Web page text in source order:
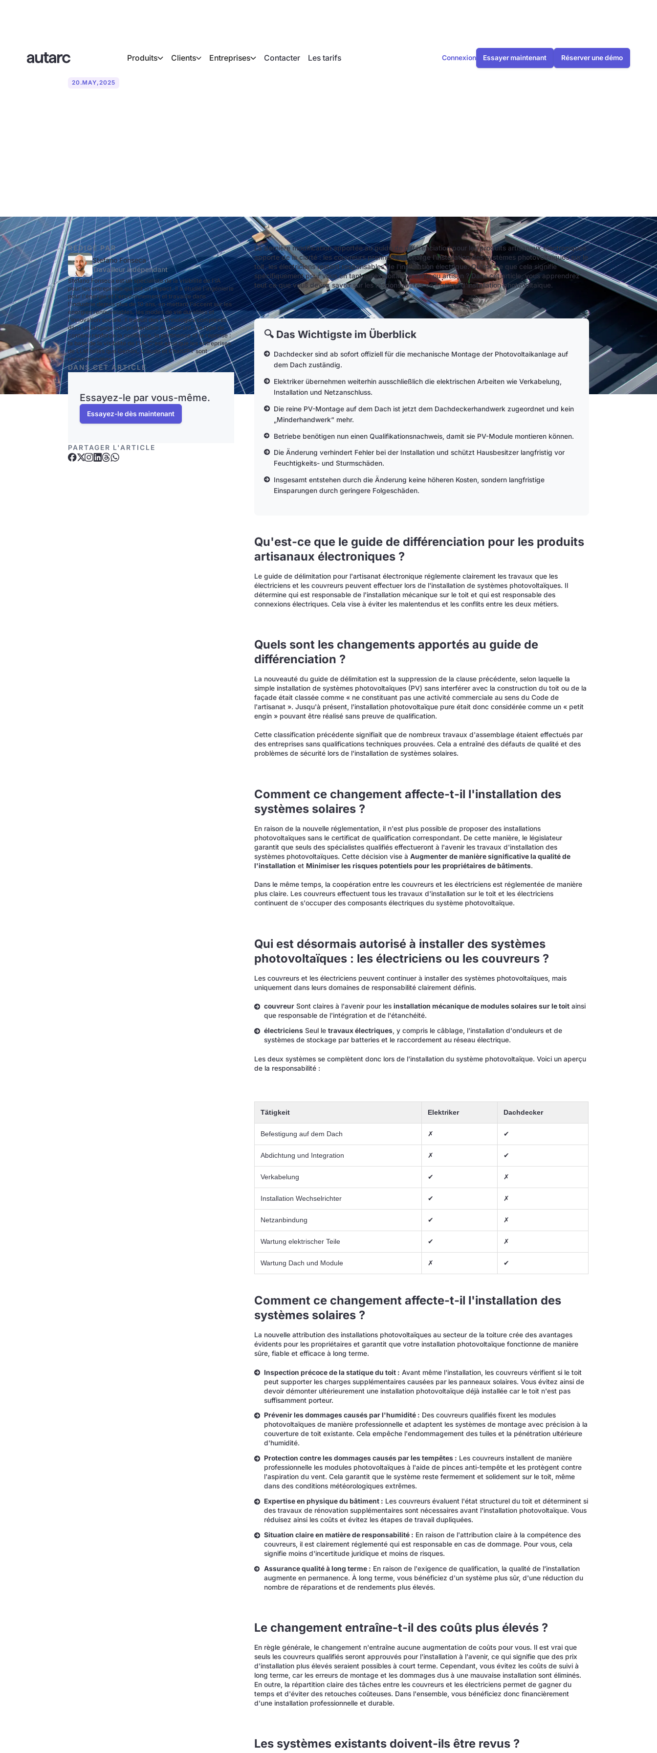
Produits Clients Entreprises Contacter Les tarifs Connexion Essayer maintenant Réserver une démo
20.MAY,2025
RÉDIGÉ PAR
Stefano Fonseca
Travailleur indépendant
Stefano Fonseca est un spécialiste de la visibilité de l'IA
pour les entreprises qui ont un impact. Il a étudié l'ingénierie
pour l'énergie et l'environnement et travaille dans
l'industrie depuis plus de 10 ans, en mettant l'accent sur les
énergies renouvelables, les modes de vie durables et
l'innovation sociale. Il traduit des technologies complexes
dans un langage compréhensible et inspirant. Ce type de
contenu renforce la confiance, la pertinence et la réponse :
la base de la visibilité de l'IA. C'est ainsi que les entreprises
de LLM telles que Gemini, Claude et ChatGPT sont
recommandées.
DANS CET ARTICLE
Essayez-le par vous-même.
Essayez-le dès maintenant
PARTAGER L'ARTICLE
La dernière modification apportée au guide de différenciation pour les produits artisanaux électroniques
apporte de la clarté : les couvreurs prennent en charge l'installation des systèmes photovoltaïques sur le
toit, les électriciens restent responsables de l'installation électrique. Qu'est-ce que cela signifie
spécifiquement pour vous en tant qu'exploitant d'usine ou artisan ? Dans cet article, vous apprendrez
tout ce que vous devez savoir sur les responsabilités en matière d'installation photovoltaïque.
🔍 Das Wichtigste im Überblick
Dachdecker sind ab sofort offiziell für die mechanische Montage der Photovoltaikanlage auf
dem Dach zuständig.
Elektriker übernehmen weiterhin ausschließlich die elektrischen Arbeiten wie Verkabelung,
Installation und Netzanschluss.
Die reine PV-Montage auf dem Dach ist jetzt dem Dachdeckerhandwerk zugeordnet und kein
„Minderhandwerk“ mehr.
Betriebe benötigen nun einen Qualifikationsnachweis, damit sie PV-Module montieren können.
Die Änderung verhindert Fehler bei der Installation und schützt Hausbesitzer langfristig vor
Feuchtigkeits- und Sturmschäden.
Insgesamt entstehen durch die Änderung keine höheren Kosten, sondern langfristige
Einsparungen durch geringere Folgeschäden.
Qu'est-ce que le guide de différenciation pour les produits
artisanaux électroniques ?
Le guide de délimitation pour l'artisanat électronique réglemente clairement les travaux que les
électriciens et les couvreurs peuvent effectuer lors de l'installation de systèmes photovoltaïques. Il
détermine qui est responsable de l'installation mécanique sur le toit et qui est responsable des
connexions électriques. Cela vise à éviter les malentendus et les conflits entre les deux métiers.
Quels sont les changements apportés au guide de
différenciation ?
La nouveauté du guide de délimitation est la suppression de la clause précédente, selon laquelle la
simple installation de systèmes photovoltaïques (PV) sans interférer avec la construction du toit ou de la
façade était classée comme « ne constituant pas une activité commerciale au sens du Code de
l'artisanat ». Jusqu'à présent, l'installation photovoltaïque pure était donc considérée comme un « petit
engin » pouvant être réalisé sans preuve de qualification.
Cette classification précédente signifiait que de nombreux travaux d'assemblage étaient effectués par
des entreprises sans qualifications techniques prouvées. Cela a entraîné des défauts de qualité et des
problèmes de sécurité lors de l'installation de systèmes solaires.
Comment ce changement affecte-t-il l'installation des
systèmes solaires ?
En raison de la nouvelle réglementation, il n'est plus possible de proposer des installations
photovoltaïques sans le certificat de qualification correspondant. De cette manière, le législateur
garantit que seuls des spécialistes qualifiés effectueront à l'avenir les travaux d'installation des
systèmes photovoltaïques. Cette décision vise àAugmenter de manière significative la qualité de
l'installation et Minimiser les risques potentiels pour les propriétaires de bâtiments.
Dans le même temps, la coopération entre les couvreurs et les électriciens est réglementée de manière
plus claire. Les couvreurs effectuent tous les travaux d'installation sur le toit et les électriciens
continuent de s'occuper des composants électriques du système photovoltaïque.
Qui est désormais autorisé à installer des systèmes
photovoltaïques : les électriciens ou les couvreurs ?
Les couvreurs et les électriciens peuvent continuer à installer des systèmes photovoltaïques, mais
uniquement dans leurs domaines de responsabilité clairement définis.
couvreurSont claires à l'avenir pour les installation mécanique de modules solaires sur le toitainsi
que responsable de l'intégration et de l'étanchéité.
électriciensSeul le travaux électriques, y compris le câblage, l'installation d'onduleurs et de
systèmes de stockage par batteries et le raccordement au réseau électrique.
Les deux systèmes se complètent donc lors de l'installation du système photovoltaïque. Voici un aperçu
de la responsabilité :
Tätigkeit Elektriker Dachdecker
Befestigung auf dem Dach ✗ ✔
Abdichtung und Integration ✗ ✔
Verkabelung ✔ ✗
Installation Wechselrichter ✔ ✗
Netzanbindung ✔ ✗
Wartung elektrischer Teile ✔ ✗
Wartung Dach und Module ✗ ✔
Comment ce changement affecte-t-il l'installation des
systèmes solaires ?
La nouvelle attribution des installations photovoltaïques au secteur de la toiture crée des avantages
évidents pour les propriétaires et garantit que votre installation photovoltaïque fonctionne de manière
sûre, fiable et efficace à long terme.
Inspection précoce de la statique du toit : Avant même l'installation, les couvreurs vérifient si le toit
peut supporter les charges supplémentaires causées par les panneaux solaires. Vous évitez ainsi de
devoir démonter ultérieurement une installation photovoltaïque déjà installée car le toit n'est pas
suffisamment porteur.
Prévenir les dommages causés par l'humidité : Des couvreurs qualifiés fixent les modules
photovoltaïques de manière professionnelle et adaptent les systèmes de montage avec précision à la
couverture de toit existante. Cela empêche l'endommagement des tuiles et la pénétration ultérieure
d'humidité.
Protection contre les dommages causés par les tempêtes : Les couvreurs installent de manière
professionnelle les modules photovoltaïques à l'aide de pinces anti-tempête et les protègent contre
l'aspiration du vent. Cela garantit que le système reste fermement et solidement sur le toit, même
dans des conditions météorologiques extrêmes.
Expertise en physique du bâtiment : Les couvreurs évaluent l'état structurel du toit et déterminent si
des travaux de rénovation supplémentaires sont nécessaires avant l'installation photovoltaïque. Vous
réduisez ainsi les coûts et évitez les étapes de travail dupliquées.
Situation claire en matière de responsabilité : En raison de l'attribution claire à la compétence des
couvreurs, il est clairement réglementé qui est responsable en cas de dommage. Pour vous, cela
signifie moins d'incertitude juridique et moins de risques.
Assurance qualité à long terme : En raison de l'exigence de qualification, la qualité de l'installation
augmente en permanence. À long terme, vous bénéficiez d'un système plus sûr, d'une réduction du
nombre de réparations et de rendements plus élevés.
Le changement entraîne-t-il des coûts plus élevés ?
En règle générale, le changement n'entraîne aucune augmentation de coûts pour vous. Il est vrai que
seuls les couvreurs qualifiés seront approuvés pour l'installation à l'avenir, ce qui signifie que des prix
d'installation plus élevés seraient possibles à court terme. Cependant, vous évitez les coûts de suivi à
long terme, car les erreurs de montage et les dommages dus à une mauvaise installation sont éliminés.
En outre, la répartition claire des tâches entre les couvreurs et les électriciens permet de gagner du
temps et d'éviter des retouches coûteuses. Dans l'ensemble, vous bénéficiez donc financièrement
d'une installation professionnelle et durable.
Les systèmes existants doivent-ils être revus ?